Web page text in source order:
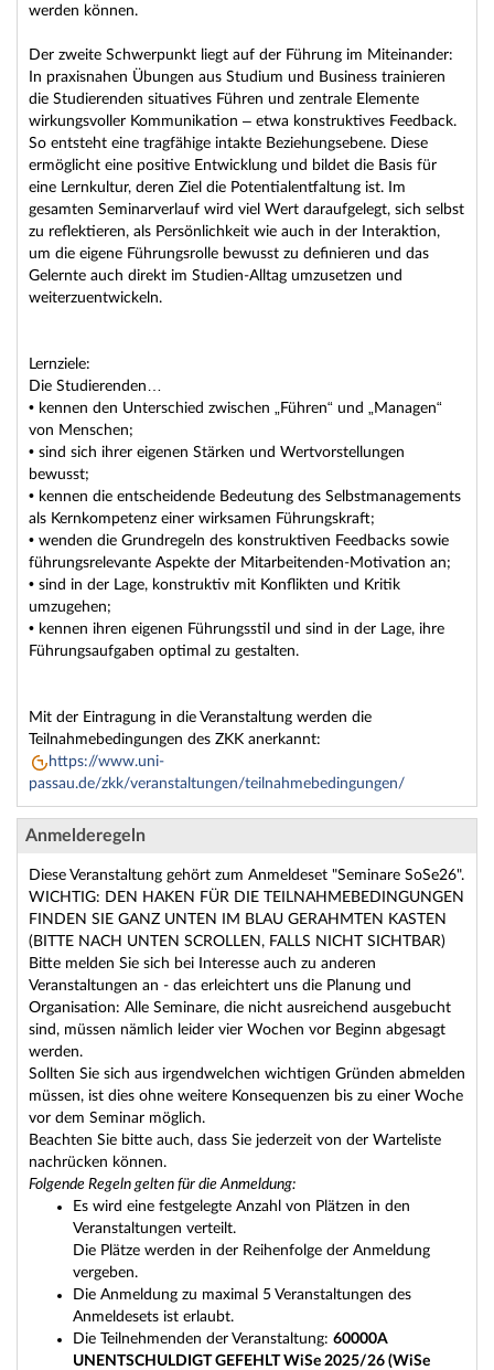
werden können.
Der zweite Schwerpunkt liegt auf der Führung im Miteinander:
In praxisnahen Übungen aus Studium und Business trainieren
die Studierenden situatives Führen und zentrale Elemente
wirkungsvoller Kommunikation – etwa konstruktives Feedback.
So entsteht eine tragfähige intakte Beziehungsebene. Diese
ermöglicht eine positive Entwicklung und bildet die Basis für
eine Lernkultur, deren Ziel die Potentialentfaltung ist. Im
gesamten Seminarverlauf wird viel Wert daraufgelegt, sich selbst
zu reflektieren, als Persönlichkeit wie auch in der Interaktion,
um die eigene Führungsrolle bewusst zu definieren und das
Gelernte auch direkt im Studien-Alltag umzusetzen und
weiterzuentwickeln.
Lernziele:
Die Studierenden…
• kennen den Unterschied zwischen „Führen“ und „Managen“
von Menschen;
• sind sich ihrer eigenen Stärken und Wertvorstellungen
bewusst;
• kennen die entscheidende Bedeutung des Selbstmanagements
als Kernkompetenz einer wirksamen Führungskraft;
• wenden die Grundregeln des konstruktiven Feedbacks sowie
führungsrelevante Aspekte der Mitarbeitenden-Motivation an;
• sind in der Lage, konstruktiv mit Konflikten und Kritik
umzugehen;
• kennen ihren eigenen Führungsstil und sind in der Lage, ihre
Führungsaufgaben optimal zu gestalten.
Mit der Eintragung in die Veranstaltung werden die
Teilnahmebedingungen des ZKK anerkannt:
https://www.uni-
passau.de/zkk/veranstaltungen/teilnahmebedingungen/
Anmelderegeln
Diese Veranstaltung gehört zum Anmeldeset "Seminare SoSe26".
WICHTIG: DEN HAKEN FÜR DIE TEILNAHMEBEDINGUNGEN
FINDEN SIE GANZ UNTEN IM BLAU GERAHMTEN KASTEN
(BITTE NACH UNTEN SCROLLEN, FALLS NICHT SICHTBAR)
Bitte melden Sie sich bei Interesse auch zu anderen
Veranstaltungen an - das erleichtert uns die Planung und
Organisation: Alle Seminare, die nicht ausreichend ausgebucht
sind, müssen nämlich leider vier Wochen vor Beginn abgesagt
werden.
Sollten Sie sich aus irgendwelchen wichtigen Gründen abmelden
müssen, ist dies ohne weitere Konsequenzen bis zu einer Woche
vor dem Seminar möglich.
Beachten Sie bitte auch, dass Sie jederzeit von der Warteliste
nachrücken können.
Folgende Regeln gelten für die Anmeldung:
Es wird eine festgelegte Anzahl von Plätzen in den
Veranstaltungen verteilt.
Die Plätze werden in der Reihenfolge der Anmeldung
vergeben.
Die Anmeldung zu maximal 5 Veranstaltungen des
Anmeldesets ist erlaubt.
Die Teilnehmenden der Veranstaltung: 60000A
UNENTSCHULDIGT GEFEHLT WiSe 2025/26 (WiSe